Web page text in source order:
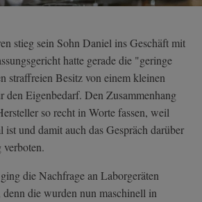
stieg sein Sohn Daniel ins Geschäft mit
hatte gerade die "geringe
straffreien Besitz von einem kleinen
den Eigenbedarf. Den Zusammenhang
so recht in Worte fassen, weil
und damit auch das Gespräch darüber
verboten.
die Nachfrage an Laborgeräten
die wurden nun maschinell in